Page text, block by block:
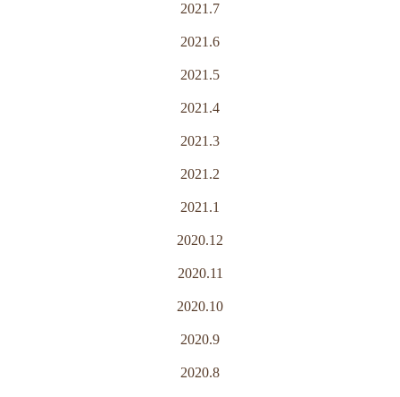
2021.7
2021.6
2021.5
2021.4
2021.3
2021.2
2021.1
2020.12
2020.11
2020.10
2020.9
2020.8